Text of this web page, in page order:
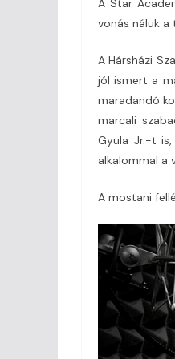
A Star
vonás náluk a
A Hársházi
jól ismert a
maradandó
marcali
Gyula Jr.-t
alkalommal a
A mostani